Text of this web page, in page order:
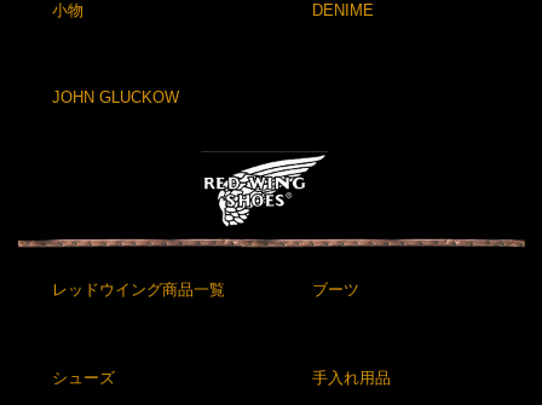
小物 DENIME
JOHN GLUCKOW
レッドウイング商品一覧 ブーツ
シューズ 手入れ用品